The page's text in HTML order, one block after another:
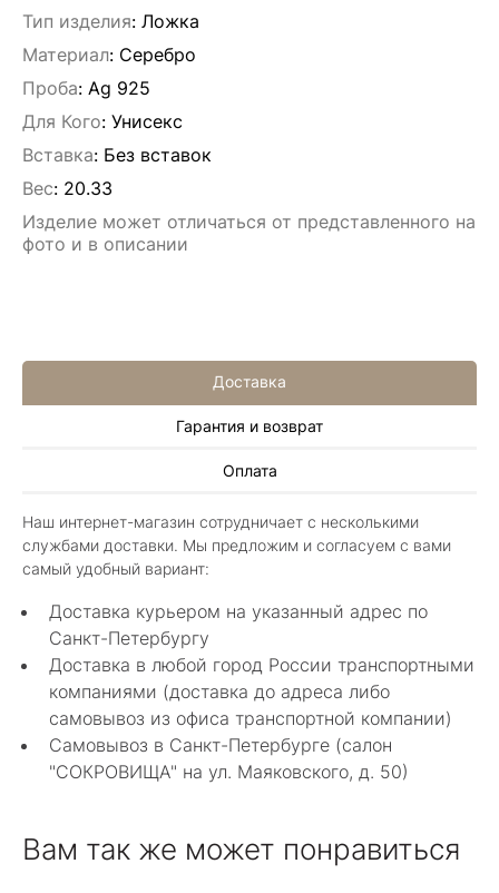
Тип изделия: Ложка
Материал: Серебро
Проба: Ag 925
Для Кого: Унисекс
Вставка: Без вставок
Вес: 20.33
Изделие может отличаться от представленного на
фото и в описании
Доставка
Гарантия и возврат
Оплата
Наш интернет-магазин сотрудничает с несколькими
службами доставки. Мы предложим и согласуем с вами
самый удобный вариант:
Доставка курьером на указанный адрес по
Санкт-Петербургу
Доставка в любой город России транспортными
компаниями (доставка до адреса либо
самовывоз из офиса транспортной компании)
Самовывоз в Санкт-Петербурге (салон
"СОКРОВИЩА" на ул. Маяковского, д. 50)
Вам так же может понравиться
Алла Майорова
Классные изделия, оригинальные не похожие
в других магазинах. Сотрудники очень
грамотные специалисты в своем деле помогли
с выбором.
Показать полностью
Нелли Г.
4 мая 2025
Каждый раз бывая на Большой Конюшенной
12 в Санкт-Петербурге посещаю этот
феи-специалисты" помогут определиться с
выбором ! Украшения из этого бутика